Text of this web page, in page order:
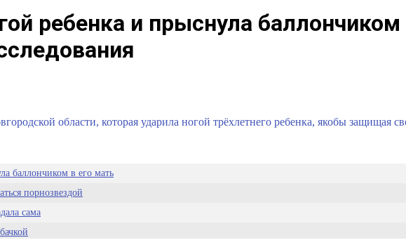
ребенка и прыснула
области, которая ударила ногой трёхлетнего ребенка, якобы защищая
баллончиком в его мать
порнозвездой
сама